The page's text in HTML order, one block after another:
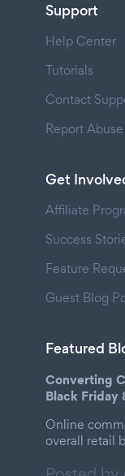
Support
Help Center
Tutorials
Contact
Report Abuse
Get
Affiliate
Success
Feature
Guest Blog
Featured
Converting
Black Friday
Online
overall retail